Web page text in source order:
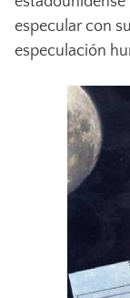
especular con
especulación